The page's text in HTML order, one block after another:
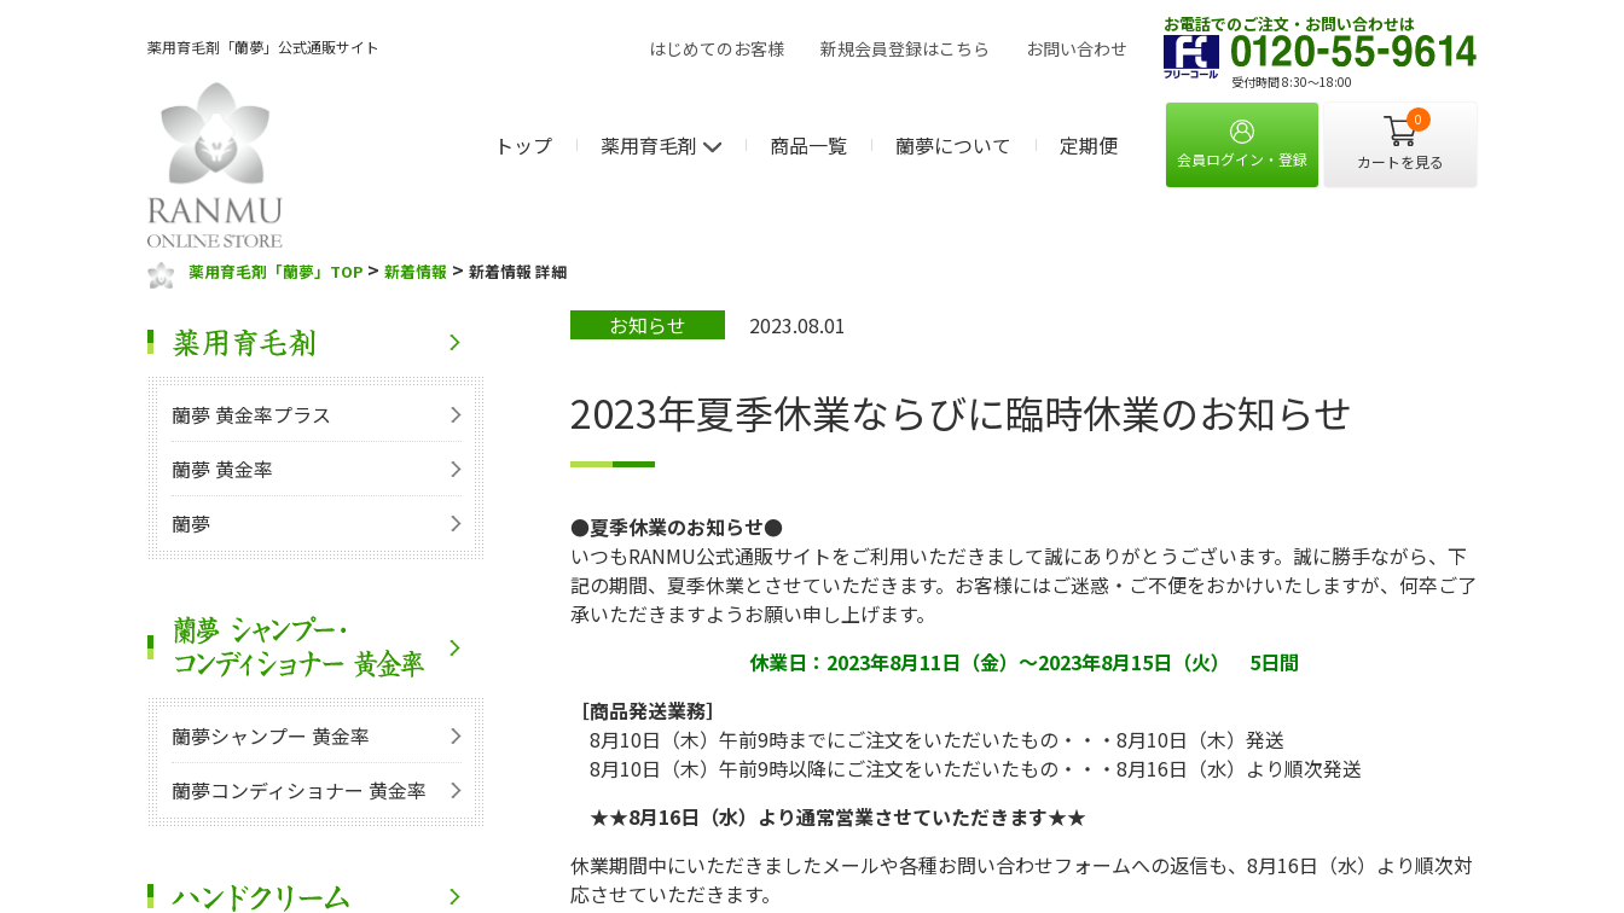
薬用育毛剤「蘭夢」公式通販サイト はじめてのお客様 新規会員登録はこちら お問い合わせ
お電話でのご注文・お問い合わせは
受付時間 8:30〜18:00
トップ 薬用育毛剤 商品一覧 蘭夢について 定期便 会員ログイン・登録
0
カートを見る
薬用育毛剤「蘭夢」TOP >新着情報 >新着情報 詳細
蘭夢 黄金率プラス
蘭夢 黄金率
蘭夢
蘭夢シャンプー 黄金率
蘭夢コンディショナー 黄金率
お知らせ 2023.08.01
2023年夏季休業ならびに臨時休業のお知らせ
●夏季休業のお知らせ●
いつもRANMU公式通販サイトをご利用いただきまして誠にありがとうございます。誠に勝手ながら、下
記の期間、夏季休業とさせていただきます。お客様にはご迷惑・ご不便をおかけいたしますが、何卒ご了
承いただきますようお願い申し上げます。
休業日：2023年8月11日（金）～2023年8月15日（火） 5日間
［商品発送業務］
8月10日（木）午前9時までにご注文をいただいたもの・・・8月10日（木）発送
8月10日（木）午前9時以降にご注文をいただいたもの・・・8月16日（水）より順次発送
★★8月16日（水）より通常営業させていただきます★★
休業期間中にいただきましたメールや各種お問い合わせフォームへの返信も、8月16日（水）より順次対
応させていただきます。